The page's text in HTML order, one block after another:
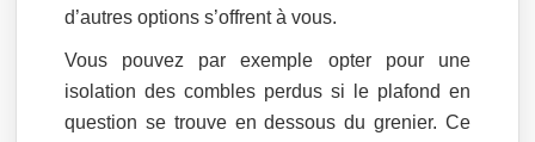
d’autres options s’offrent à vous.
Vous pouvez par exemple opter pour une
isolation des combles perdus si le plafond en
question se trouve en dessous du grenier. Ce